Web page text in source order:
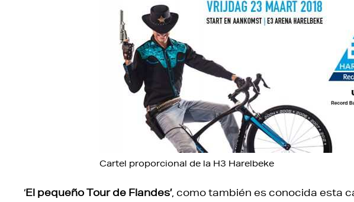
Cartel proporcional de la H3 Harelbeke
‘El pequeño Tour de Flandes’, como también es conocida esta